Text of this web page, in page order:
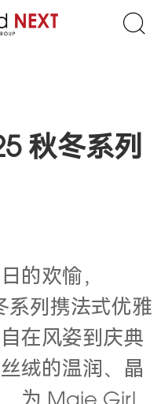
秋冬系列
的欢愉，
系列携法式优雅
在风姿到庆典
绒的温润、晶